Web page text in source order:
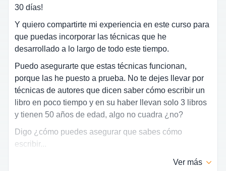
30 días!
Y quiero compartirte mi experiencia en este curso para
que puedas incorporar las técnicas que he
desarrollado a lo largo de todo este tiempo.
Puedo asegurarte que estas técnicas funcionan,
porque las he puesto a prueba. No te dejes llevar por
técnicas de autores que dicen saber cómo escribir un
libro en poco tiempo y en su haber llevan solo 3 libros
y tienen 50 años de edad, algo no cuadra ¿no?
Digo ¿cómo puedes asegurar que sabes cómo
escribir...
Ver más